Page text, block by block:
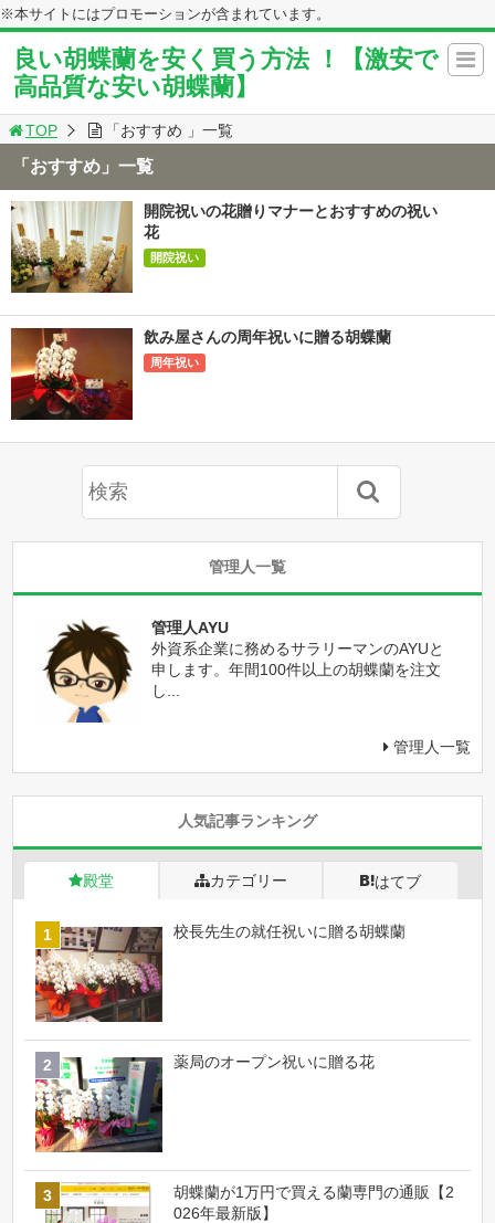
※本サイトにはプロモーションが含まれています。
良い胡蝶蘭を安く買う方法 ！【激安で
高品質な安い胡蝶蘭】
TOP 「おすすめ 」一覧
「おすすめ」一覧
開院祝いの花贈りマナーとおすすめの祝い
花
開院祝い
飲み屋さんの周年祝いに贈る胡蝶蘭
周年祝い
管理人一覧
管理人AYU
外資系企業に務めるサラリーマンのAYUと
申します。年間100件以上の胡蝶蘭を注文
し...
管理人一覧
人気記事ランキング
殿堂 カテゴリー はてブ
校長先生の就任祝いに贈る胡蝶蘭
薬局のオープン祝いに贈る花
胡蝶蘭が1万円で買える蘭専門の通販【2
026年最新版】